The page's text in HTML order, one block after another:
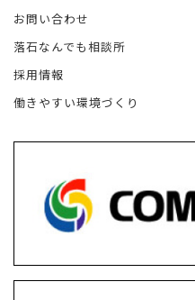
お問い合わせ
落石なんでも相談所
採用情報
働きやすい環境づくり